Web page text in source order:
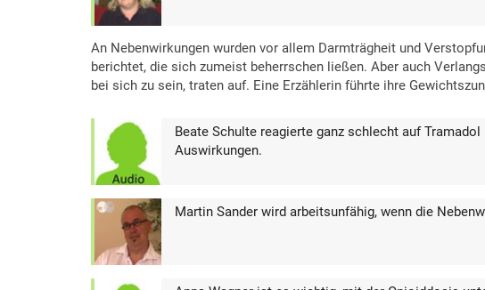
An Nebenwirkungen wurden vor allem Darmträgheit und
berichtet, die sich zumeist beherrschen ließen. Aber auch
bei sich zu sein, traten auf. Eine Erzählerin führte ihre
Beate Schulte reagierte ganz schlecht auf
Auswirkungen.
Martin Sander wird arbeitsunfähig, wenn die